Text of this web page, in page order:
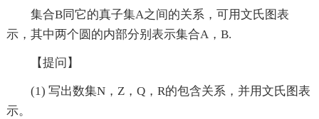
集合B同它的真子集A之间的关系，可用文氏图表
示，其中两个圆的内部分别表示集合A，B.
【提问】
(1) 写出数集N，Z，Q，R的包含关系，并用文氏图表
示。